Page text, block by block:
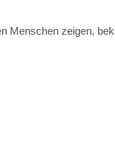
Menschen zeigen,